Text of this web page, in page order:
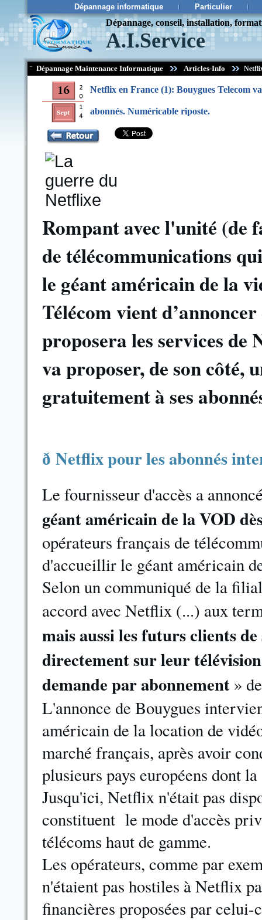
Dépannage informatique Particulier
Dépannage, conseil, installation,
A.I.Service
¨ Dépannage Maintenance Informatique Articles-Info
Netflix en France (1): Bouygues Telecom
abonnés. Numéricable riposte.
Rompant avec l'unité (de
de télécommunications
le géant américain de la
Télécom vient
proposera les services
va proposer, de son côté,
gratuitement à ses
ð Netflix pour les abonnés
Le fournisseur d'accès a
géant américain de la VOD
opérateurs français de
d'accueillir le géant américain
Selon un communiqué de la
accord avec Netflix (...) aux
mais aussi les futurs clients
directement sur leur
demande par abonnement »
L'annonce de Bouygues
américain de la location de
marché français, après avoir
plusieurs pays européens dont
Jusqu'ici, Netflix n'était pas
constituent le mode d'accès
télécoms haut de gamme.
Les opérateurs, comme par
n'étaient pas hostiles à Netflix
financières proposées par